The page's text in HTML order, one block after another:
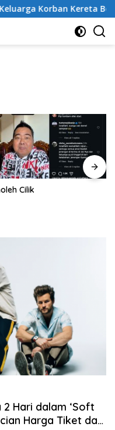
Korban Kereta Bekasi
Cilik
Hari dalam ‘Soft
Harga Tiket dan